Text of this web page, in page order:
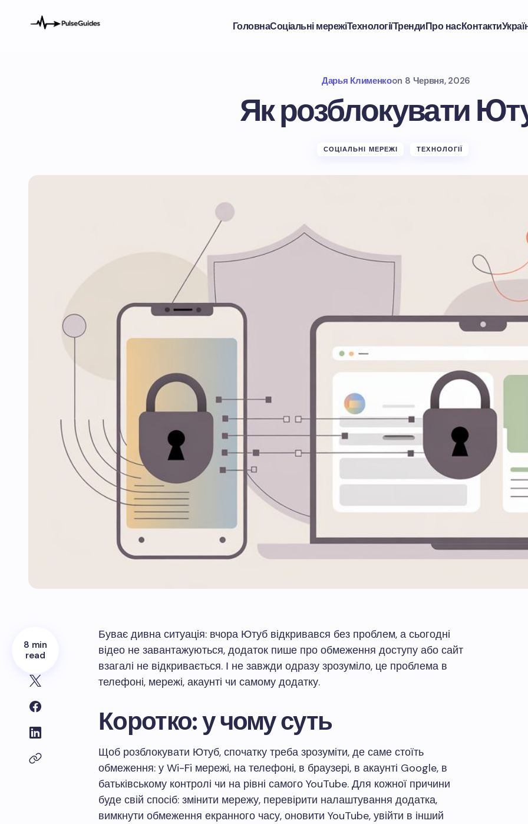
ГоловнаСоціальні мережіТехнологіїТрендиПро насКонтакти
Дарья Клименкоon 8 Червня, 2026
Як розблокувати
СОЦІАЛЬНІ МЕРЕЖІ ТЕХНОЛОГІЇ
8 min
read
Буває дивна ситуація: вчора Ютуб відкривався без проблем, а сьогодні
відео не завантажуються, додаток пише про обмеження доступу або сайт
взагалі не відкривається. І не завжди одразу зрозуміло, це проблема в
телефоні, мережі, акаунті чи самому додатку.
Коротко: у чому суть
Щоб розблокувати Ютуб, спочатку треба зрозуміти, де саме стоїть
обмеження: у Wi-Fi мережі, на телефоні, в браузері, в акаунті Google, в
батьківському контролі чи на рівні самого YouTube. Для кожної причини
буде свій спосіб: змінити мережу, перевірити налаштування додатка,
вимкнути обмеження екранного часу, оновити YouTube, увійти в інший